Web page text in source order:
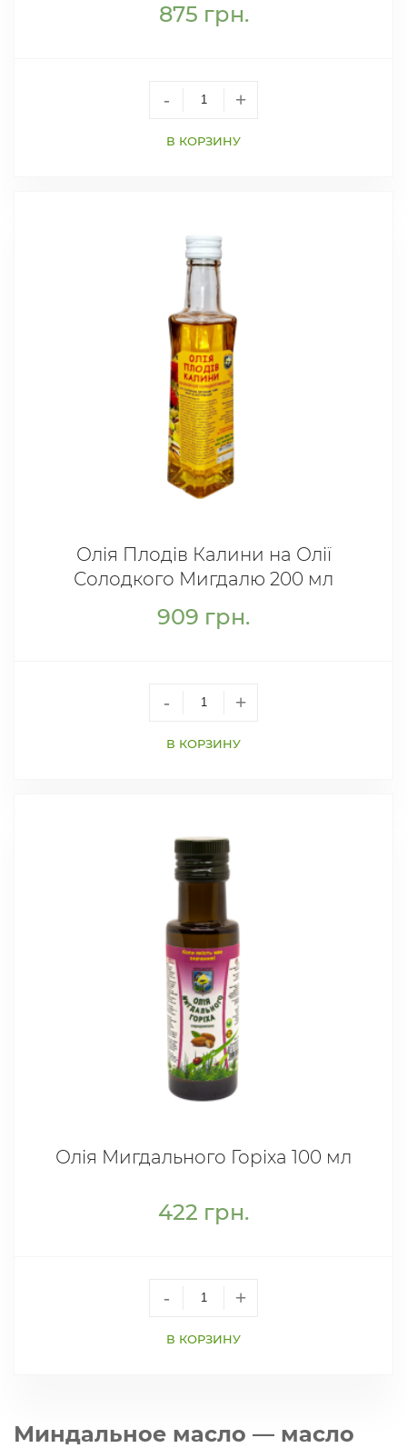
875 грн.
- +
В КОРЗИНУ
Олія Плодів Калини на Олії
Солодкого Мигдалю 200 мл
909 грн.
- +
В КОРЗИНУ
Олія Мигдального Горіха 100 мл
422 грн.
- +
В КОРЗИНУ
Миндальное масло — масло